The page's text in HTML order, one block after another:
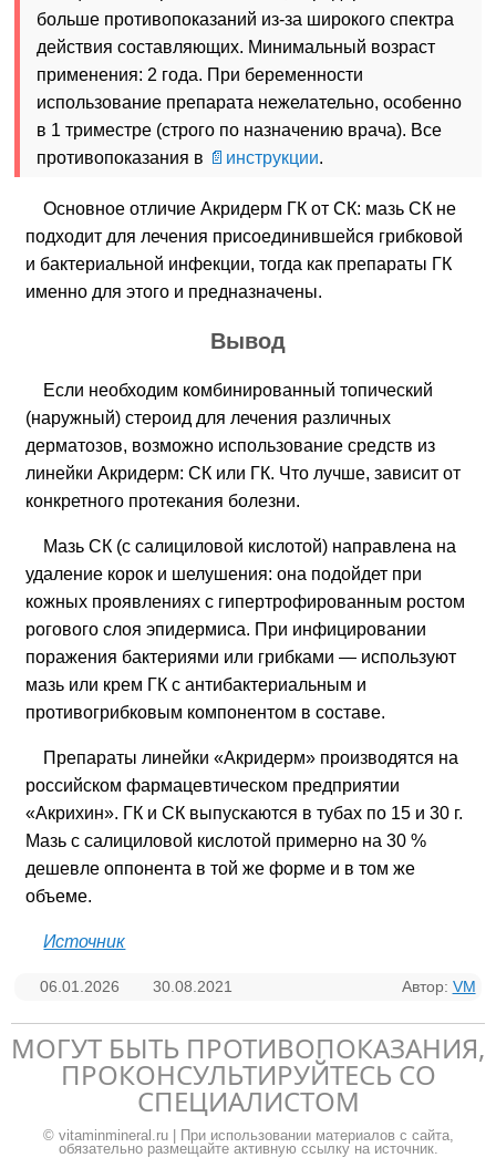
больше противопоказаний из-за широкого спектра
действия составляющих. Минимальный возраст
применения: 2 года. При беременности
использование препарата нежелательно, особенно
в 1 триместре (строго по назначению врача). Все
противопоказания в
инструкции.
Основное отличие Акридерм ГК от СК: мазь СК не
подходит для лечения присоединившейся грибковой
и бактериальной инфекции, тогда как препараты ГК
именно для этого и предназначены.
Вывод
Если необходим комбинированный топический
(наружный) стероид для лечения различных
дерматозов, возможно использование средств из
линейки Акридерм: СК или ГК. Что лучше, зависит от
конкретного протекания болезни.
Мазь СК (с салициловой кислотой) направлена на
удаление корок и шелушения: она подойдет при
кожных проявлениях с гипертрофированным ростом
рогового слоя эпидермиса. При инфицировании
поражения бактериями или грибками — используют
мазь или крем ГК с антибактериальным и
противогрибковым компонентом в составе.
Препараты линейки «Акридерм» производятся на
российском фармацевтическом предприятии
«Акрихин». ГК и СК выпускаются в тубах по 15 и 30 г.
Мазь с салициловой кислотой примерно на 30 %
дешевле оппонента в той же форме и в том же
объеме.
Источник
06.01.2026 30.08.2021 Автор: VM
МОГУТ БЫТЬ ПРОТИВОПОКАЗАНИЯ,
ПРОКОНСУЛЬТИРУЙТЕСЬ СО
СПЕЦИАЛИСТОМ
© vitaminmineral.ru | При использовании материалов с сайта,
обязательно размещайте активную ссылку на источник.